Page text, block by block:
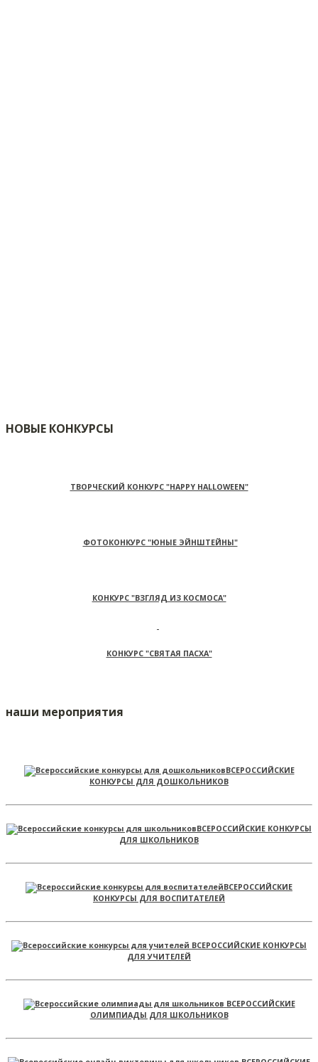
НОВЫЕ КОНКУРСЫ
ТВОРЧЕСКИЙ КОНКУРС "HAPPY HALLOWEEN"
ФОТОКОНКУРС "ЮНЫЕ ЭЙНШТЕЙНЫ"
КОНКУРС "ВЗГЛЯД ИЗ КОСМОСА"
КОНКУРС "СВЯТАЯ ПАСХА"
наши мероприятия
ВСЕРОССИЙСКИЕ
КОНКУРСЫ ДЛЯ ДОШКОЛЬНИКОВ
ВСЕРОССИЙСКИЕ КОНКУРСЫ
ДЛЯ ШКОЛЬНИКОВ
ВСЕРОССИЙСКИЕ
КОНКУРСЫ ДЛЯ ВОСПИТАТЕЛЕЙ
ВСЕРОССИЙСКИЕ КОНКУРСЫ
ДЛЯ УЧИТЕЛЕЙ
ВСЕРОССИЙСКИЕ
ОЛИМПИАДЫ ДЛЯ ШКОЛЬНИКОВ